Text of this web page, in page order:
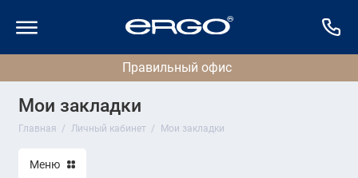
Мои закладки
Главная Личный кабинет Мои закладки
Меню